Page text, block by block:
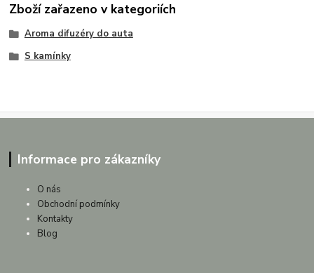
Zboží zařazeno v kategoriích
Aroma difuzéry do auta
S kamínky
Informace pro zákazníky
O nás
Obchodní podmínky
Kontakty
Blog